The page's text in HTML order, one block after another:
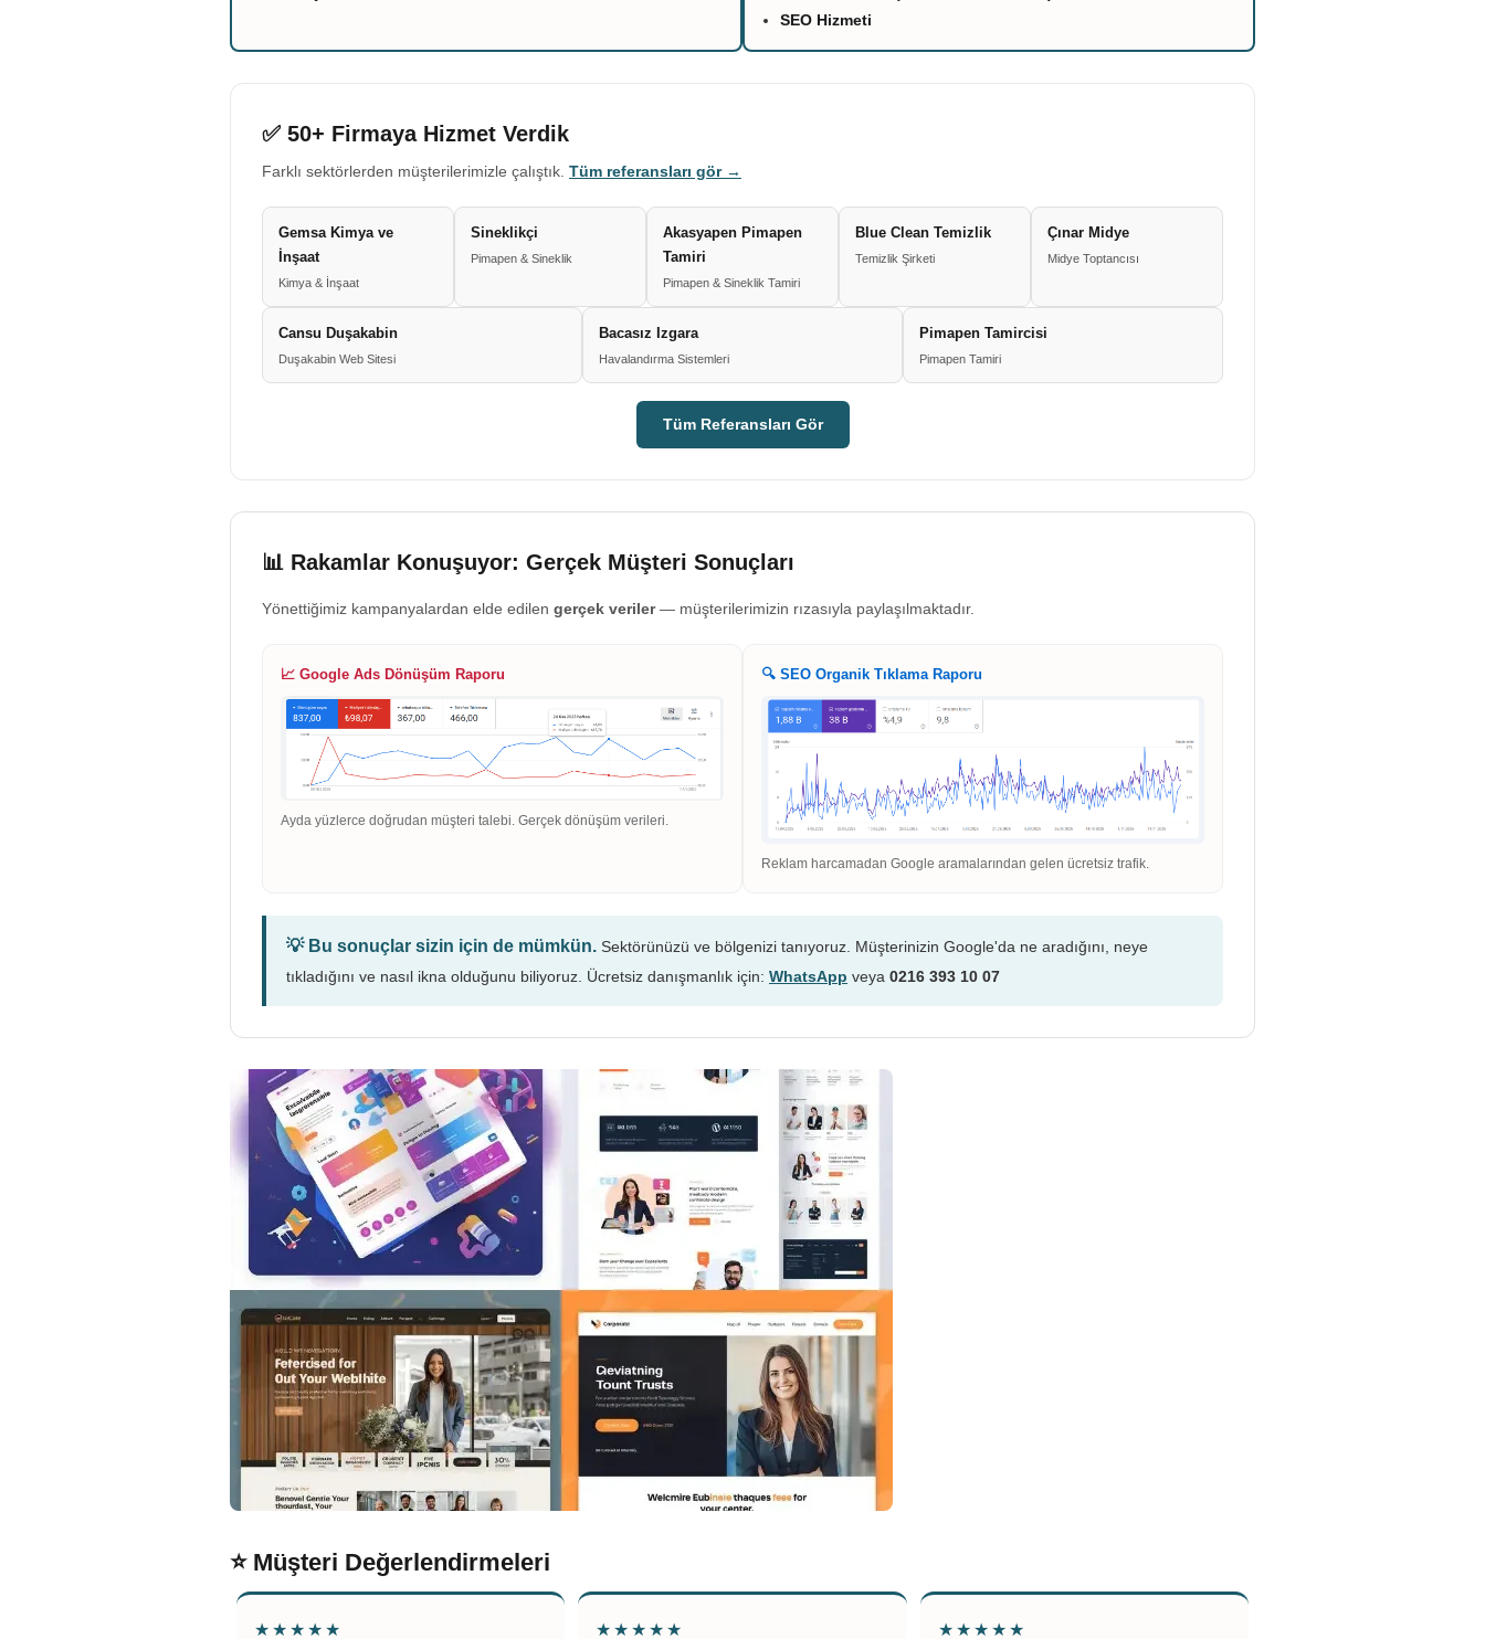
SEO Hizmeti
✅ 50+ Firmaya Hizmet Verdik
Farklı sektörlerden müşterilerimizle çalıştık. Tüm referansları gör →
Gemsa Kimya ve
İnşaat
Kimya & İnşaat
Sineklikçi
Pimapen & Sineklik
Akasyapen Pimapen
Tamiri
Pimapen & Sineklik Tamiri
Blue Clean Temizlik
Temizlik Şirketi
Çınar Midye
Midye Toptancısı
Cansu Duşakabin
Duşakabin Web Sitesi
Bacasız Izgara
Havalandırma Sistemleri
Pimapen Tamircisi
Pimapen Tamiri
Tüm Referansları Gör
📊 Rakamlar Konuşuyor: Gerçek Müşteri Sonuçları
Yönettiğimiz kampanyalardan elde edilen gerçek veriler— müşterilerimizin rızasıyla paylaşılmaktadır.
📈 Google Ads Dönüşüm Raporu
Ayda yüzlerce doğrudan müşteri talebi. Gerçek dönüşüm verileri.
🔍 SEO Organik Tıklama Raporu
Reklam harcamadan Google aramalarından gelen ücretsiz trafik.
💡 Bu sonuçlar sizin için de mümkün. Sektörünüzü ve bölgenizi tanıyoruz. Müşterinizin Google'da ne aradığını, neye
tıkladığını ve nasıl ikna olduğunu biliyoruz. Ücretsiz danışmanlık için: WhatsApp veya 0216 393 10 07
⭐ Müşteri Değerlendirmeleri
★★★★★ ★★★★★ ★★★★★